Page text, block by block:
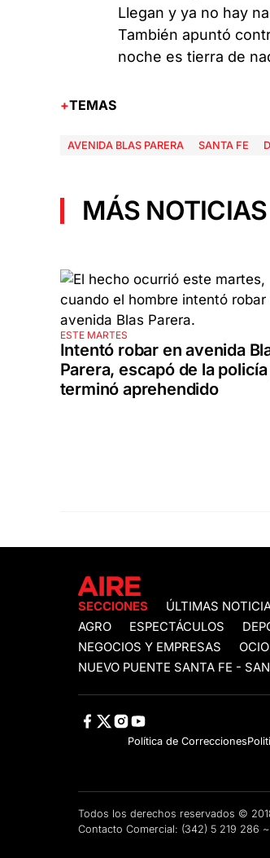
Llegan y ya no hay
También apuntó
noche es tierra de
TEMAS
AVENIDA BLAS PARERA SANTA FE
MÁS
ESTE MARTES
Intentó robar en avenida
Parera, escapó de la
terminó aprehendido
SECCIONES ÚLTIMAS
AGRO
ESPECTÁCULOS
NEGOCIOS Y EMPRESAS
OCIO
NUEVO PUENTE SANTA FE -
Política de Correcciones
Todos los derechos reservados ©
Contacto Comercial: (342) 5 219 286 ~